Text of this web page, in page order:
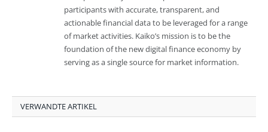
participants with accurate, transparent, and
actionable financial data to be leveraged for a range
of market activities. Kaiko’s mission is to be the
foundation of the new digital finance economy by
serving as a single source for market information.
VERWANDTE ARTIKEL